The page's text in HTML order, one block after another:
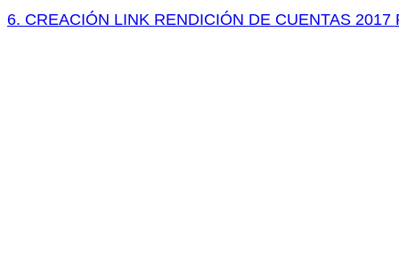
6. CREACIÓN LINK RENDICIÓN DE CUENTAS 2017